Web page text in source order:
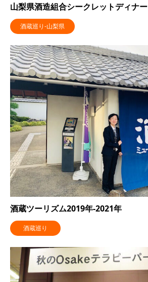
山梨県酒造組合シークレットディナー
酒蔵巡り-山梨県
酒蔵ツーリズム2019年-2021年
酒蔵巡り